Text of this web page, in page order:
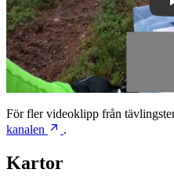
För fler videoklipp från
kanalen
.
Kartor